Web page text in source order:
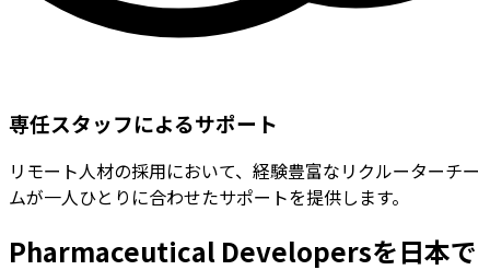
専任スタッフによるサポート
リモート人材の採用において、経験豊富なリクルーターチー
ムが一人ひとりに合わせたサポートを提供します。
Pharmaceutical Developersを日本で